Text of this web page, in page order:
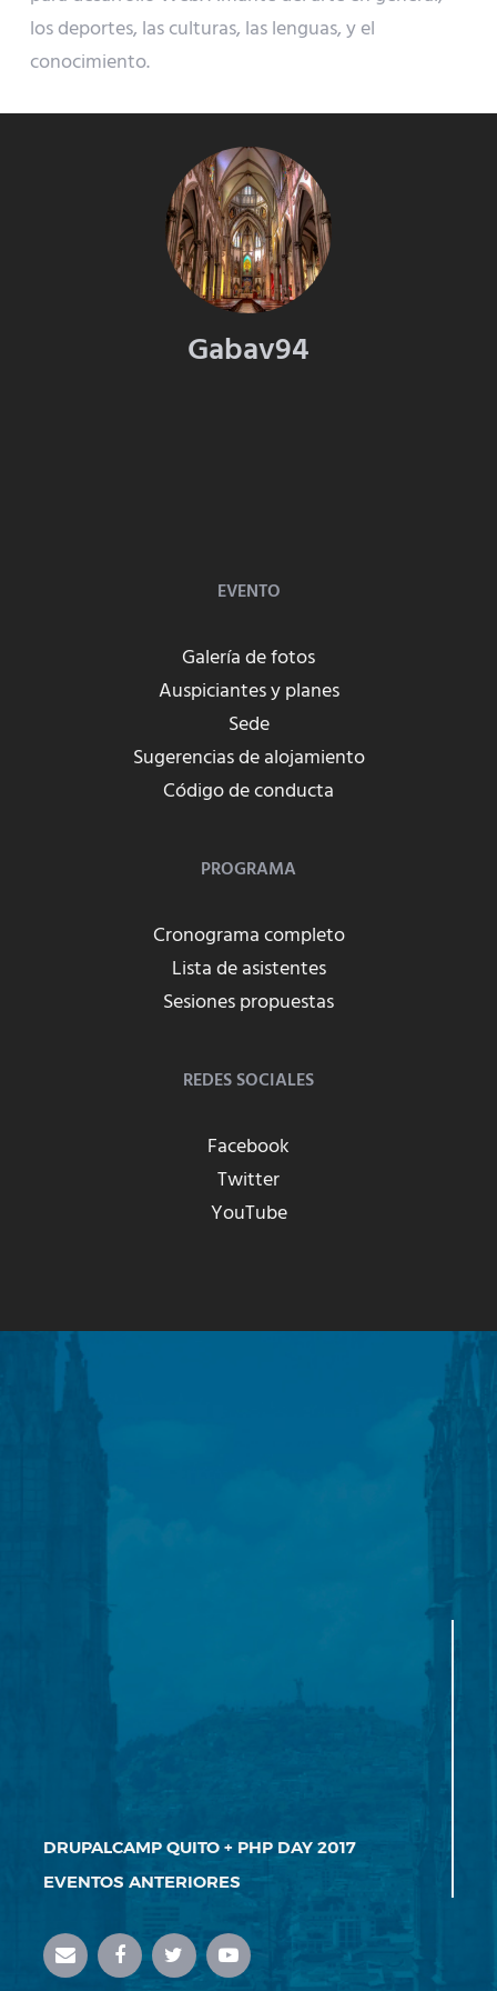
los deportes, las culturas, las lenguas, y el
conocimiento.
Gabav94
EVENTO
Galería de fotos
Auspiciantes y planes
Sede
Sugerencias de alojamiento
Código de conducta
PROGRAMA
Cronograma completo
Lista de asistentes
Sesiones propuestas
REDES SOCIALES
Facebook
Twitter
YouTube
DRUPALCAMP QUITO + PHP DAY 2017
EVENTOS ANTERIORES